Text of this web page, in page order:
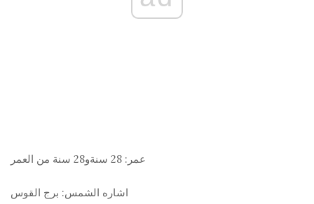
عمر:
اشاره الشمس: برج القوس